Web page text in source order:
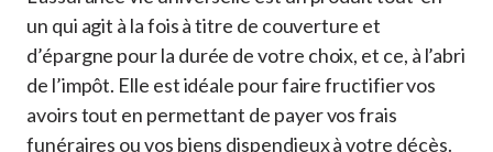
un qui agit à la fois à titre de couverture et
d’épargne pour la durée de votre choix, et ce, à l’abri
de l’impôt. Elle est idéale pour faire fructifier vos
avoirs tout en permettant de payer vos frais
funéraires ou vos biens dispendieux à votre décès.